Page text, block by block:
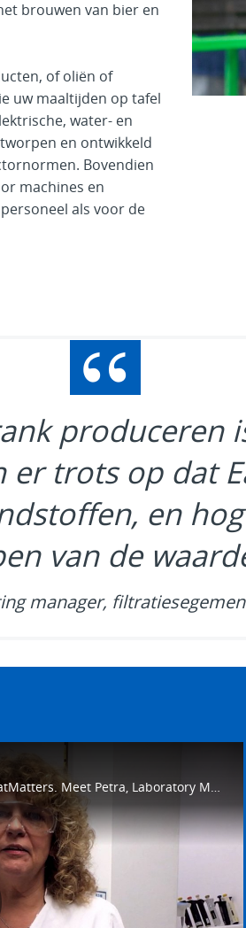
brouwen van bier en
of oliën of
uw maaltijden op tafel
water- en
en ontwikkeld
Bovendien
machines en
als voor de
produceren
er trots op dat
en
van de
manager,